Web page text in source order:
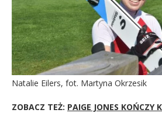
Natalie Eilers, fot. Martyna Okrzesik
ZOBACZ TEŻ: PAIGE JONES KOŃCZY